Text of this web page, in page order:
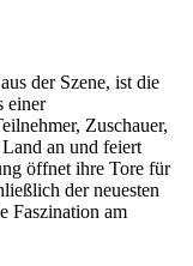
der Szene, ist die
einer
Zuschauer,
an und feiert
öffnet ihre Tore für
der neuesten
Faszination am